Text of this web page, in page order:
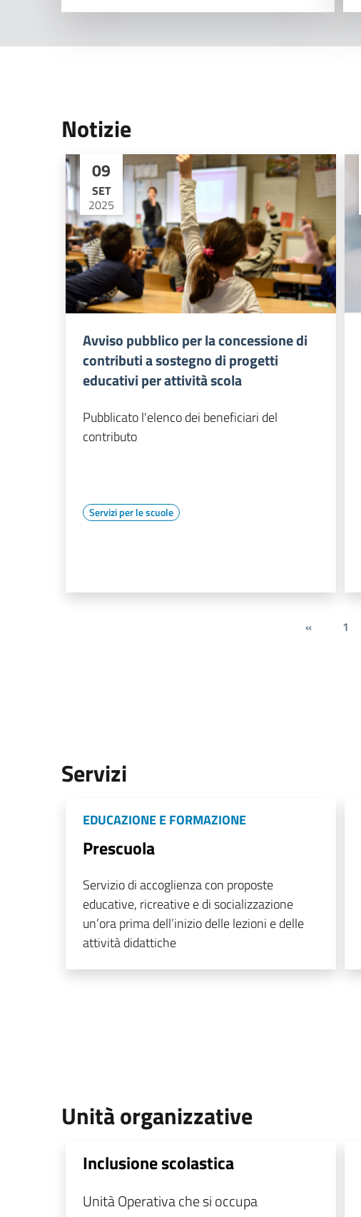
Notizie
09
SET
2025
Avviso pubblico per la concessione di
contributi a sostegno di progetti
educativi per attività scola
Pubblicato l'elenco dei beneficiari del
contributo
Servizi per le scuole
« 1
Servizi
EDUCAZIONE E FORMAZIONE
Prescuola
Servizio di accoglienza con proposte
educative, ricreative e di socializzazione
un’ora prima dell’inizio delle lezioni e delle
attività didattiche
Unità organizzative
Inclusione scolastica
Unità Operativa che si occupa